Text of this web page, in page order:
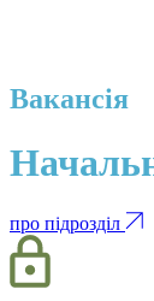
Вакансія
про підрозділ